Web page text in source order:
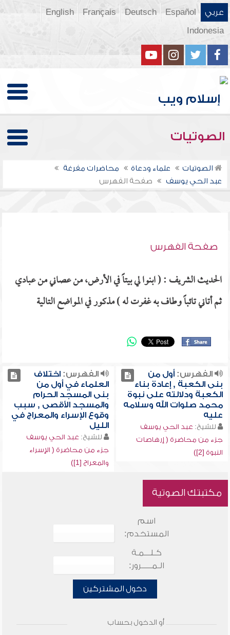
عربي Español
Deutsch
Français
English
Indonesia
الصوتيات
الصوتيات علماء ودعاة
محاضرات مفرغة
عبد الحي يوسف
صفحة الفهرس
صفحة الفهرس
الحديث الشريف : ( ابنوا لي بيتاً في الأرض، من عصاني من عبادي
ثم أتاني تائباً وطاف به غفرت له ) مذكور في المواضع التالية
الفهرس:أول من
بنى الكعبة , إعادة بناء
الكعبة ودلالته على نبوة
محمد صلوات الله وسلامه
عليه
للشيخ: عبد الحي يوسف
جزء من محاضرة ( إرهاصات
النبوة [2])
الفهرس:اختلاف
العلماء في أول من
بنى المسجد الحرام
والمسجد الأقصى , سبب
وقوع الإسراء والمعراج في
الليل
للشيخ: عبد الحي يوسف
جزء من محاضرة ( الإسراء
والمعراج [1])
مكتبتك الصوتية
اسم
المستخدم:
كـلـــمـة
الـمـــــرور:
دخول المشتركين
أو الدخول بحساب